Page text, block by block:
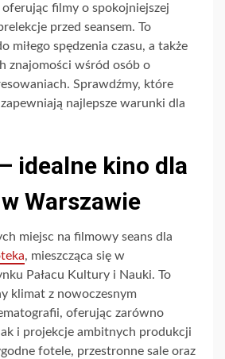
filmy o spokojniejszej
przed seansem. To
miłego spędzenia czasu, a także
znajomości wśród osób o
Sprawdźmy, które
najlepsze warunki dla
idealne kino dla
Warszawie
miejsc na filmowy seans dla
, mieszcząca się w
Pałacu Kultury i Nauki. To
klimat z nowoczesnym
oferując zarówno
i projekcje ambitnych produkcji
fotele, przestronne sale oraz